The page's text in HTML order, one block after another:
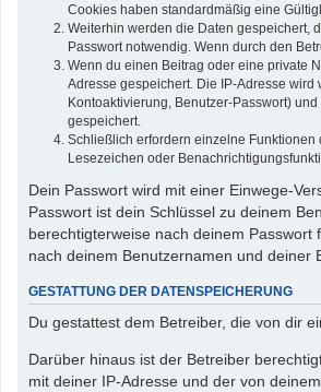
Cookies haben standardmäßig eine
Weiterhin werden die Daten gespeichert,
Passwort notwendig. Wenn durch den
Wenn du einen Beitrag oder eine private
Adresse gespeichert. Die IP-Adresse
Kontoaktivierung, Benutzer-Passwort)
gespeichert.
Schließlich erfordern einzelne
Lesezeichen oder
Dein Passwort wird mit einer Einwege-
Passwort ist dein Schlüssel zu deinem
berechtigterweise nach deinem
nach deinem Benutzernamen und deiner
GESTATTUNG DER DATENSPEICHERUNG
Du gestattest dem Betreiber, die von dir
Darüber hinaus ist der Betreiber
mit deiner IP-Adresse und der von